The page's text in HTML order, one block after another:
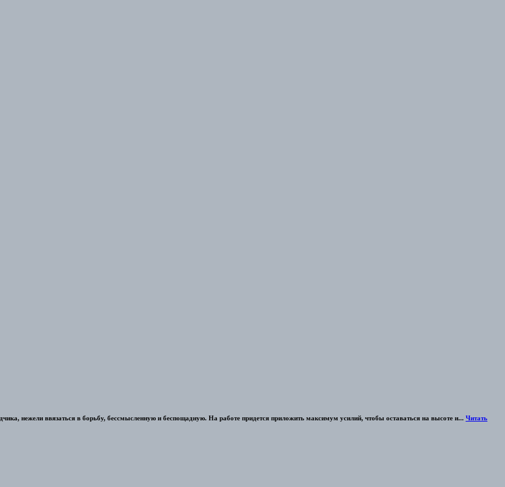
нежели ввязаться в борьбу, бессмысленную и беспощадную. На работе придется приложить максимум усилий, чтобы оставаться на высоте и... Читать